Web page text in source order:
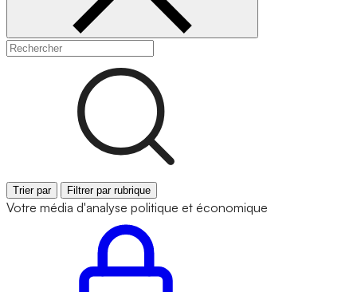
Trier par Filtrer par rubrique
Votre média d'analyse politique et économique